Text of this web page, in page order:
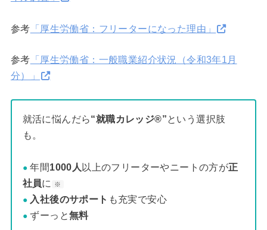
参考 「厚生労働省：フリーターになった理由」
参考 「厚生労働省：一般職業紹介状況（令和3年1月
分）」
就活に悩んだら“就職カレッジ®”という選択肢
も。
●年間1000人 以上のフリーターやニートの方が正
社員に ※
● 入社後のサポート も充実で安心
●ずーっと無料